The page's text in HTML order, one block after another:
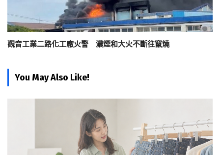
觀音工業二路化工廠火警 濃煙和大火不斷往竄燒
You May Also Like!